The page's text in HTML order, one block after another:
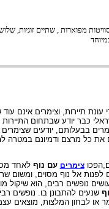
בגולן", 5 סוויטות מפוארות , שתיים
תיירות, וצימרים אינם
כבר יודע שבתחום
בבעלותם, יודעים
את כל מרצם ודמיונם במטרה
צימרים עם נוף לאחד
לפנות אל נוף מסוים, ומשום
נופשים רבים, הוא שיקול
שנעים להתבונן בו. נופשים
או לבחון המלצות, מוצאים